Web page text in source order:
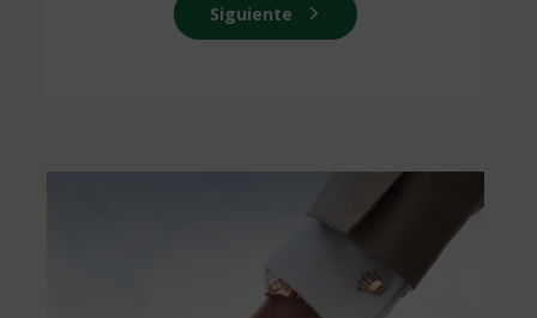
Siguiente